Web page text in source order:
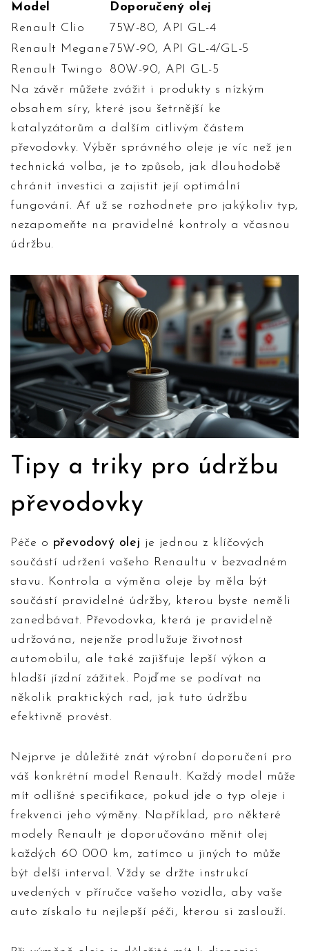
Model
Doporučený olej
Renault Clio
75W-80, API GL-4
Renault Megane 75W-90, API GL-4/GL-5
Renault Twingo
80W-90, API GL-5
Na závěr můžete zvážit i produkty s nízkým
obsahem síry, které jsou šetrnější ke
katalyzátorům a dalším citlivým částem
převodovky. Výběr správného oleje je víc než jen
technická volba, je to způsob, jak dlouhodobě
chránit investici a zajistit její optimální
fungování. Ať už se rozhodnete pro jakýkoliv typ,
nezapomeňte na pravidelné kontroly a včasnou
údržbu.
Tipy a triky pro údržbu
převodovky
Péče o převodový olej je jednou z klíčových
součástí udržení vašeho Renaultu v bezvadném
stavu. Kontrola a výměna oleje by měla být
součástí pravidelné údržby, kterou byste neměli
zanedbávat. Převodovka, která je pravidelně
udržována, nejenže prodlužuje životnost
automobilu, ale také zajišťuje lepší výkon a
hladší jízdní zážitek. Pojďme se podívat na
několik praktických rad, jak tuto údržbu
efektivně provést.
Nejprve je důležité znát výrobní doporučení pro
váš konkrétní model Renault. Každý model může
mít odlišné specifikace, pokud jde o typ oleje i
frekvenci jeho výměny. Například, pro některé
modely Renault je doporučováno měnit olej
každých 60 000 km, zatímco u jiných to může
být delší interval. Vždy se držte instrukcí
uvedených v příručce vašeho vozidla, aby vaše
auto získalo tu nejlepší péči, kterou si zaslouží.